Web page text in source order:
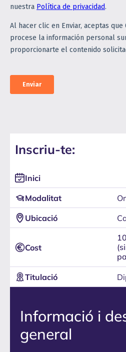
Inscriu-te:
Inici
Modalitat
Ubicació
Cost
Titulació
Informació i
general